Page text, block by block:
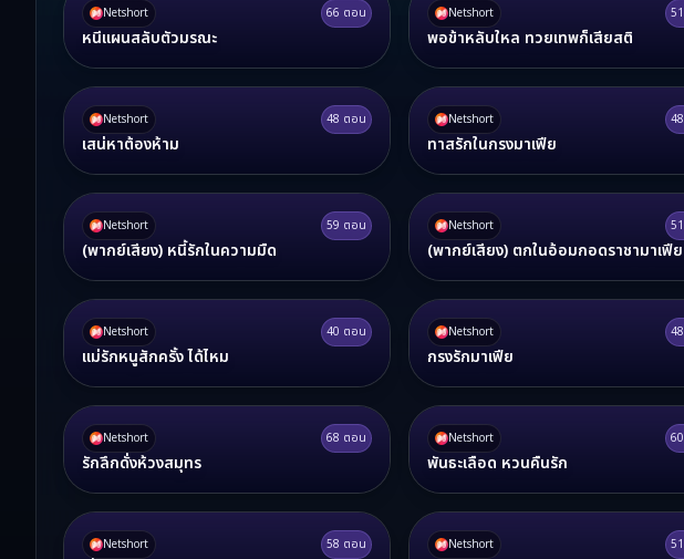
Netshort 66 ตอน
หนีแผนสลับตัวมรณะ
Netshort 51
พอข้าหลับใหล ทวยเทพก็เสียสติ
Netshort 48 ตอน
เสน่หาต้องห้าม
Netshort 48
ทาสรักในกรงมาเฟีย
Netshort 59 ตอน
(พากย์เสียง) หนี้รักในความมืด
Netshort 51
(พากย์เสียง) ตกในอ้อมกอดราชามาเฟีย
Netshort 40 ตอน
แม่รักหนูสักครั้ง ได้ไหม
Netshort 48
กรงรักมาเฟีย
Netshort 68 ตอน
รักลึกดั่งห้วงสมุทร
Netshort 60
พันธะเลือด หวนคืนรัก
Netshort 58 ตอน Netshort 51